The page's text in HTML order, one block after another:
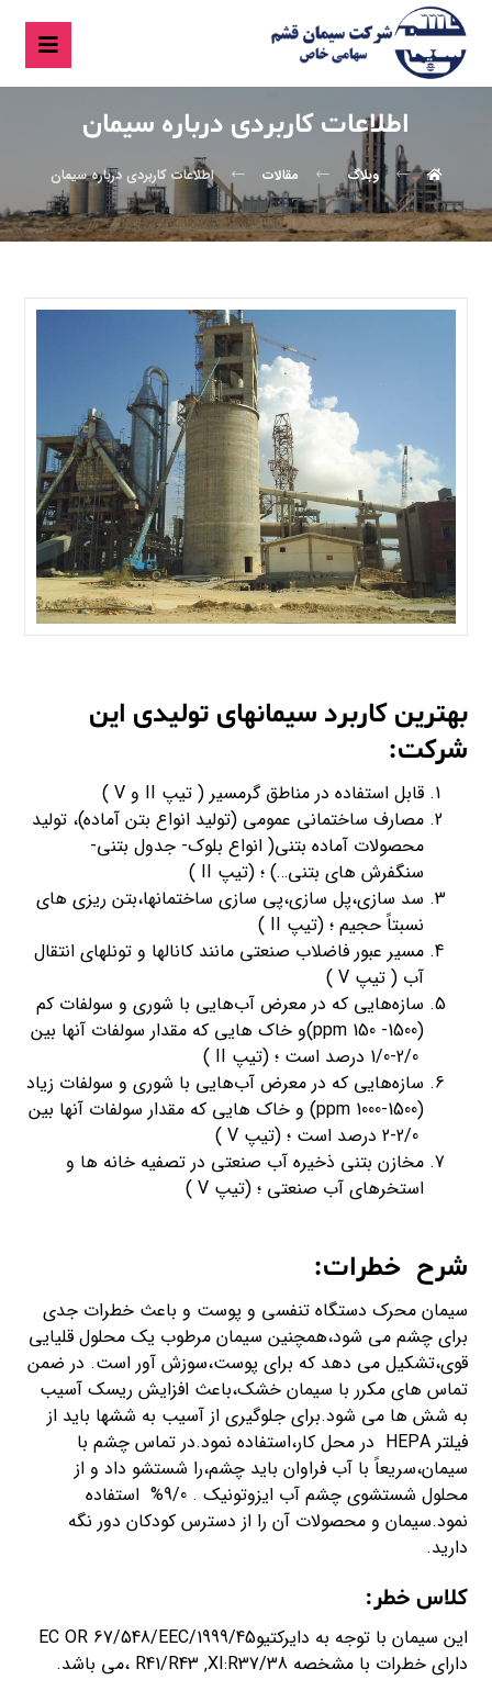
اطلاعات کاربردی درباره سیمان
وبلاگ مقالات اطلاعات کاربردی درباره سیمان
بهترین کاربرد سیمانهای تولیدی این
شرکت:
قابل استفاده در مناطق گرمسیر ( تیپ II و V )
مصارف ساختماني عمومي (توليد انواع بتن آماده)، توليد
محصولات آماده بتني( انواع بلوك- جدول بتني-
سنگفرش هاي بتني…) ؛ (تیپ II )
سد سازی،پل سازی،پی سازی ساختمانها،بتن ریزی های
نسبتاً حجیم ؛ (تیپ II )
مسیر عبور فاضلاب صنعتی مانند کانالها و تونلهای انتقال
آب ( تیپ V )
سازه‌هايي که در معرض آب‌هایی با شوري و سولفات كم
(ppm 150 -1500)و خاک هایی که مقدار سولفات آنها بین
2/0-1/0 درصد است ؛ (تیپ II )
سازه‌هايي که در معرض آب‌هایی با شوري و سولفات زیاد
(ppm 1000-1500) و خاک هایی که مقدار سولفات آنها بین
2/0-2 درصد است ؛ (تیپ V )
مخازن بتنی ذخیره آب صنعتی در تصفیه خانه ها و
استخرهای آب صنعتی ؛ (تیپ V )
شرح خطرات:
سیمان محرک دستگاه تنفسی و پوست و باعث خطرات جدی
برای چشم می شود،همچنین سیمان مرطوب یک محلول قلیایی
قوی،تشکیل می دهد که برای پوست،سوزش آور است. در ضمن
تماس های مکرر با سیمان خشک،باعث افزایش ریسک آسیب
به شش ها می شود.برای جلوگیری از آسیب به ششها باید از
فیلتر HEPA در محل کار،استفاده نمود.در تماس چشم با
سیمان،سریعاً با آب فراوان باید چشم،را شستشو داد و از
محلول شستشوی چشم آب ایزوتونیک . 9/0% استفاده
نمود.سیمان و محصولات آن را از دسترس کودکان دور نگه
دارید.
کلاس خطر:
این سیمان با توجه به دایرکتیو1999/45/EC OR 67/548/EEC
دارای خطرات با مشخصه R41/R43 ‚XI:R37/38 ،می باشد.